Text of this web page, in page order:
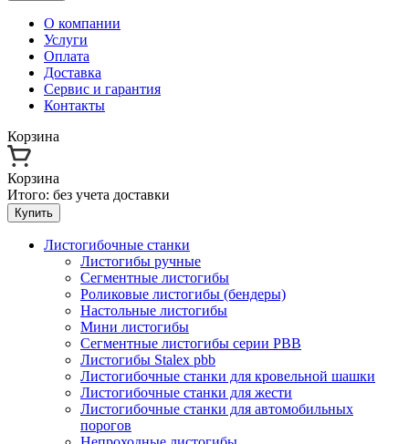
О компании
Услуги
Оплата
Доставка
Сервис и гарантия
Контакты
Корзина
Корзина
Итого: без учета доставки
Купить
Листогибочные станки
Листогибы ручные
Сегментные листогибы
Роликовые листогибы (бендеры)
Настольные листогибы
Мини листогибы
Сегментные листогибы серии PBB
Листогибы Stalex pbb
Листогибочные станки для кровельной шашки
Листогибочные станки для жести
Листогибочные станки для автомобильных
порогов